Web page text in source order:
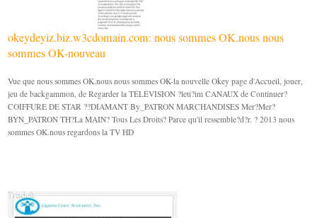
okeydeyiz.biz.w3cdomain.com: nous sommes OK.nous nous
sommes OK-nouveau
Vue que nous sommes OK.nous nous sommes OK-la nouvelle Okey page d'Accueil, jouer,
jeu de backgammon, de Regarder la TÉLÉVISION ?leti?im CANAUX de Continuer?
COIFFURE DE STAR ??DIAMANT By_PATRON MARCHANDISES Mer?Mer?
BYN_PATRON TH?La MAIN? Tous Les Droits? Parce qu'il ressemble?d?r. ? 2013 nous
sommes OK.nous regardons la TV HD